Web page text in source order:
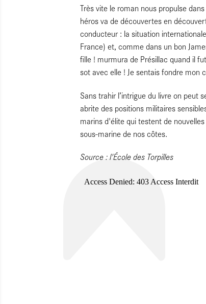
Très vite le roman nous propulse
héros va de découvertes en
conducteur : la situation
France) et, comme dans un bon
fille ! murmura de Présillac quand il
sot avec elle ! Je sentais fondre mon
Sans trahir l’intrigue du livre on peut
abrite des positions militaires
marins d'élite qui testent de
sous-marine de nos côtes.
Source : l'École des Torpilles